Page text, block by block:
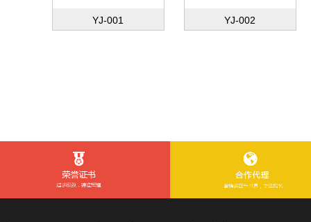
YJ-001 YJ-002